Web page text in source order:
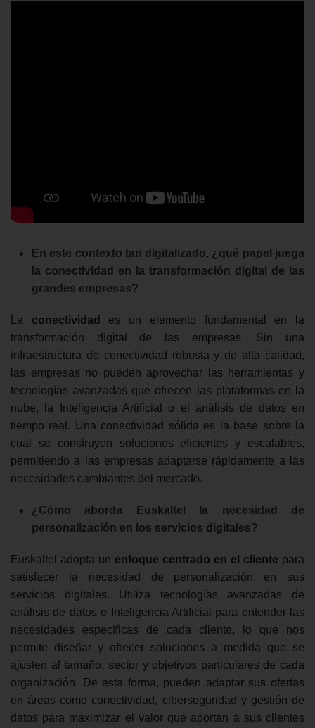
En este contexto tan digitalizado, ¿qué papel juega
la conectividad en la transformación digital de las
grandes empresas?
La conectividad
es un elemento fundamental en la
transformación digital de las empresas. Sin una
infraestructura de conectividad robusta y de alta calidad,
las empresas no pueden aprovechar las herramientas y
tecnologías avanzadas que ofrecen las plataformas en la
nube, la Inteligencia Artificial o el análisis de datos en
tiempo real. Una conectividad sólida es la base sobre la
cual se construyen soluciones eficientes y escalables,
permitiendo a las empresas adaptarse rápidamente a las
necesidades cambiantes del mercado.
¿Cómo aborda Euskaltel la necesidad de
personalización en los servicios digitales?
Euskaltel adopta un enfoque centrado en el cliente para
satisfacer la necesidad de personalización en sus
servicios digitales. Utiliza tecnologías avanzadas de
análisis de datos e Inteligencia Artificial para entender las
necesidades específicas de cada cliente, lo que nos
permite diseñar y ofrecer soluciones a medida que se
ajusten al tamaño, sector y objetivos particulares de cada
organización. De esta forma, pueden adaptar sus ofertas
en áreas como conectividad, ciberseguridad y gestión de
datos para maximizar el valor que aportan a sus clientes